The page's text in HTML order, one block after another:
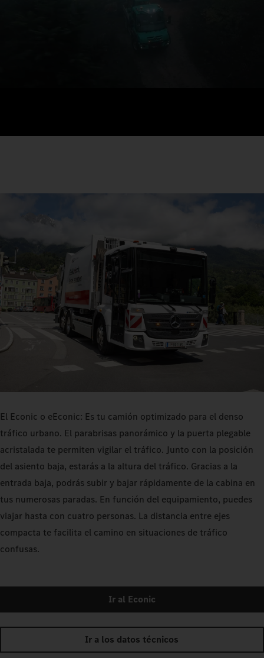
El Econic o eEconic: Es tu camión optimizado para el denso
tráfico urbano. El parabrisas panorámico y la puerta plegable
acristalada te permiten vigilar el tráfico. Junto con la posición
del asiento baja, estarás a la altura del tráfico. Gracias a la
entrada baja, podrás subir y bajar rápidamente de la cabina en
tus numerosas paradas. En función del equipamiento, puedes
viajar hasta con cuatro personas. La distancia entre ejes
compacta te facilita el camino en situaciones de tráfico
confusas.
Ir al Econic
Ir a los datos técnicos